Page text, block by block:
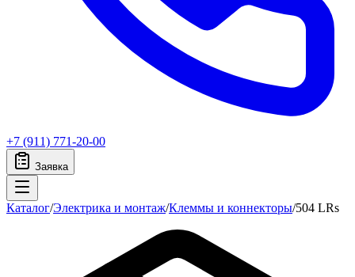
+7 (911) 771-20-00
Заявка
Каталог/Электрика и монтаж/Клеммы и коннекторы/504 LRs